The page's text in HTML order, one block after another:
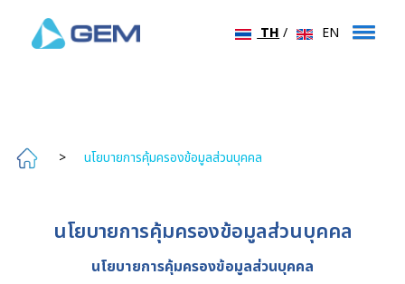
TH/ EN
> นโยบายการคุ้มครองข้อมูลส่วนบุคคล
นโยบายการคุ้มครองข้อมูลส่วนบุคคล
นโยบายการคุ้มครองข้อมูลส่วนบุคคล